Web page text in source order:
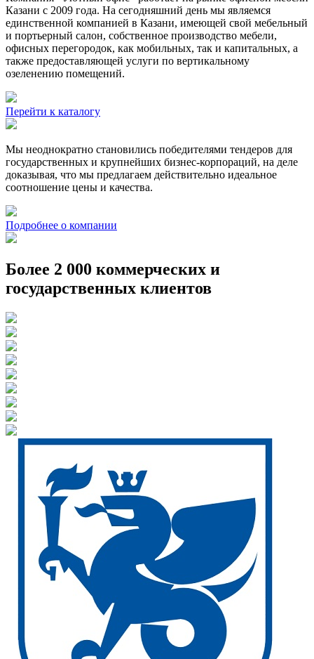
Казани с 2009 года. На сегодняшний день мы являемся
единственной компанией в Казани, имеющей свой мебельный
и портьерный салон, собственное производство мебели,
офисных перегородок, как мобильных, так и капитальных, а
также предоставляющей услуги по вертикальному
озеленению помещений.
Перейти к каталогу
Мы неоднократно становились победителями тендеров для
государственных и крупнейших бизнес-корпораций, на деле
доказывая, что мы предлагаем действительно идеальное
соотношение цены и качества.
Подробнее о компании
Более 2 000 коммерческих и
государственных клиентов